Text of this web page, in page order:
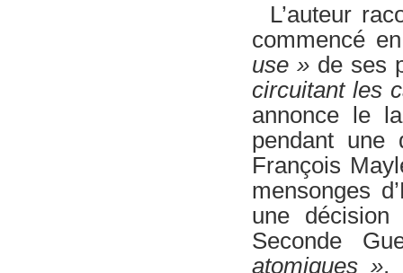
L’auteur
commencé
use »de ses
circuitant les
annonce le
pendant une
François
mensonges
une
Seconde
atomiques »,